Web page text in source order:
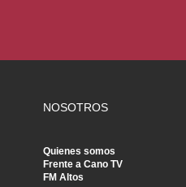
NOSOTROS
Quienes somos
Frente a Cano TV
FM Altos